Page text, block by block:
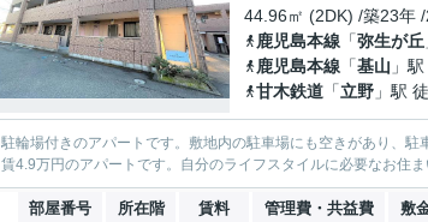
44.96㎡ (2DK) /築23年
鹿児島本線 「弥生が丘
鹿児島本線 「基山 」
甘木鉄道 「立野 」駅
駐輪場付きのアパートです。敷地内の駐車場にも空きがあり、
賃4.9万円のアパートです。自分のライフスタイルに必要なお住
部屋番号 所在階 賃料 管理費・共益費 敷